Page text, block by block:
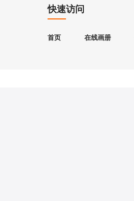
快速访问
首页 在线画册